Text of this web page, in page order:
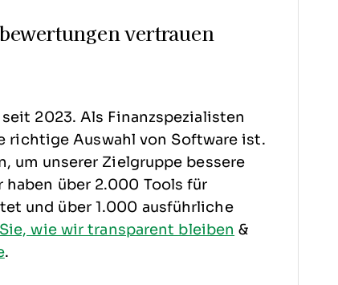
vertrauen
2023. Als Finanzspezialisten
richtige Auswahl von Software ist.
um unserer Zielgruppe bessere
über 2.000 Tools für
und über 1.000 ausführliche
wie wir transparent bleiben &
.